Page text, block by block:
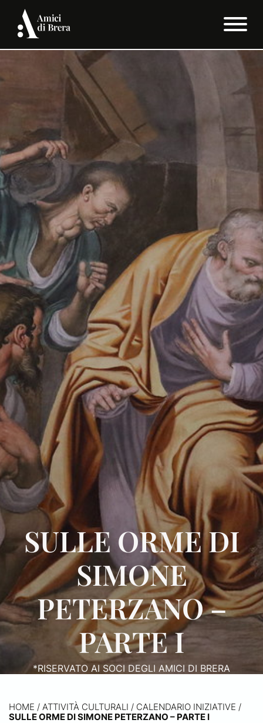
SULLE ORME DI
SIMONE
PETERZANO –
PARTE I
*RISERVATO AI SOCI DEGLI AMICI DI BRERA
HOME / ATTIVITÀ CULTURALI / CALENDARIO INIZIATIVE /
SULLE ORME DI SIMONE PETERZANO – PARTE I